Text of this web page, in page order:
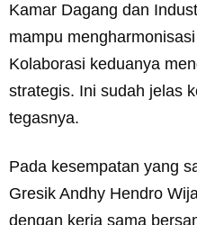
Kamar Dagang dan
mampu
Kolaborasi keduanya
strategis. Ini sudah jelas
tegasnya.
Pada kesempatan yang
Gresik Andhy Hendro
dengan kerja sama